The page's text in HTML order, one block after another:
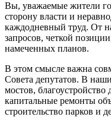
Вы, уважаемые жители
сторону власти и
каждодневный труд. От
запросов, четкой
намеченных планов.
В этом смысле важна
Совета депутатов. В
мостов,
капитальные ремонты
строительство парков и